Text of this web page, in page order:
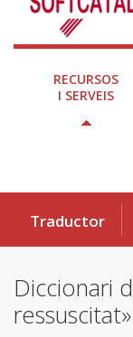
RECURSOS
I SERVEIS
Traductor
Diccionari
ressuscitat»